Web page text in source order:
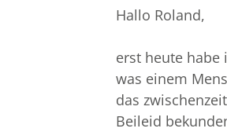
Hallo Roland,
erst heute habe
was einem
das
Beileid